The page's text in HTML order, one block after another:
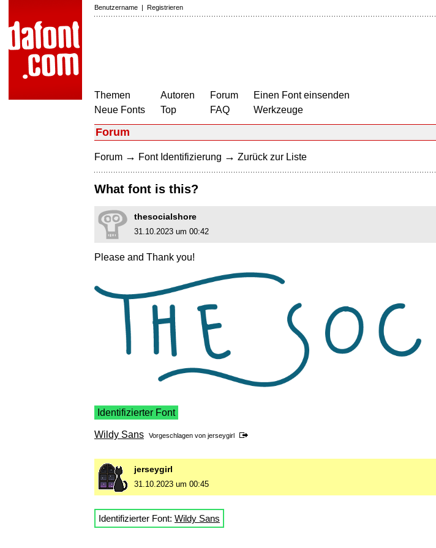
Benutzername | Registrieren
Themen
Neue Fonts
Autoren
Top
Forum
FAQ
Einen Font einsenden
Werkzeuge
Forum
Forum → Font Identifizierung → Zurück zur Liste
What font is this?
thesocialshore
31.10.2023 um 00:42
Please and Thank you!
Identifizierter Font
Wildy Sans Vorgeschlagen von jerseygirl
jerseygirl
31.10.2023 um 00:45
Identifizierter Font: Wildy Sans